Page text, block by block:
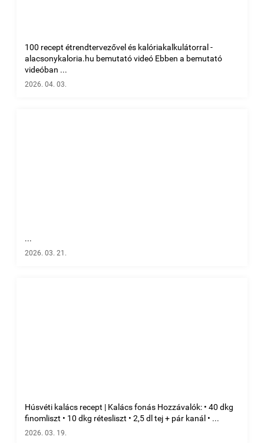
100 recept étrendtervezővel és kalóriakalkulátorral -
alacsonykaloria.hu bemutató videó Ebben a bemutató
videóban ...
2026. 04. 03.
...
2026. 03. 21.
Húsvéti kalács recept | Kalács fonás Hozzávalók: • 40 dkg
finomliszt • 10 dkg rétesliszt • 2,5 dl tej + pár kanál • ...
2026. 03. 19.